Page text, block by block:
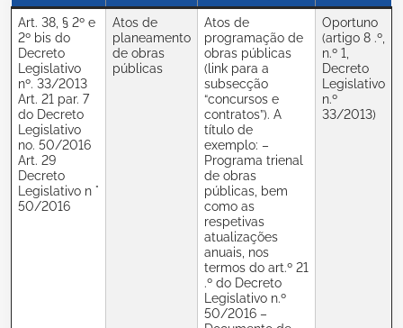
Art. 38, § 2º e
2º bis do
Decreto
Legislativo
nº. 33/2013
Art. 21 par. 7
do Decreto
Legislativo
no. 50/2016
Art. 29
Decreto
Legislativo n °
50/2016
Atos de
planeamento
de obras
públicas
Atos de
programação de
obras públicas
(link para a
subsecção
“concursos e
contratos”). A
título de
exemplo: –
Programa trienal
de obras
públicas, bem
como as
respetivas
atualizações
anuais, nos
termos do art.º 21
.º do Decreto
Legislativo n.º
50/2016 –
Oportuno
(artigo 8 .º,
n.º 1,
Decreto
Legislativo
n.º
33/2013)